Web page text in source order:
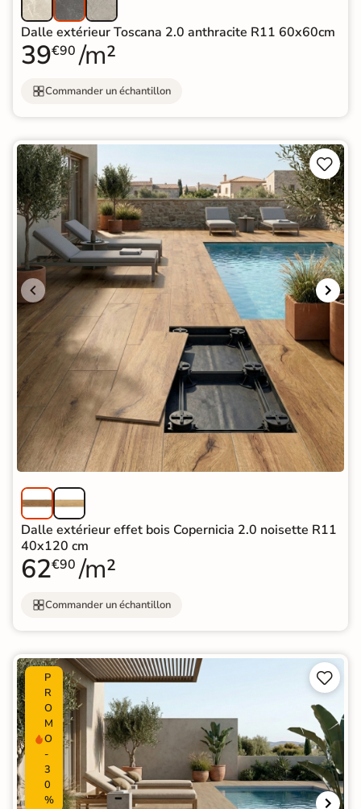
Dalle extérieur Toscana 2.0 anthracite R11 60x60cm
39€90 /m²
Commander un échantillon


Dalle extérieur effet bois Copernicia 2.0 noisette R11
40x120 cm
62€90 /m²
Commander un échantillon
P
R
O
M
O
-
3
0
%

